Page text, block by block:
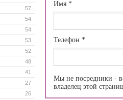
57
54
54
53
52
48
41
27
26
Имя *
Телефон *
Мы не посредники -
владелец этой